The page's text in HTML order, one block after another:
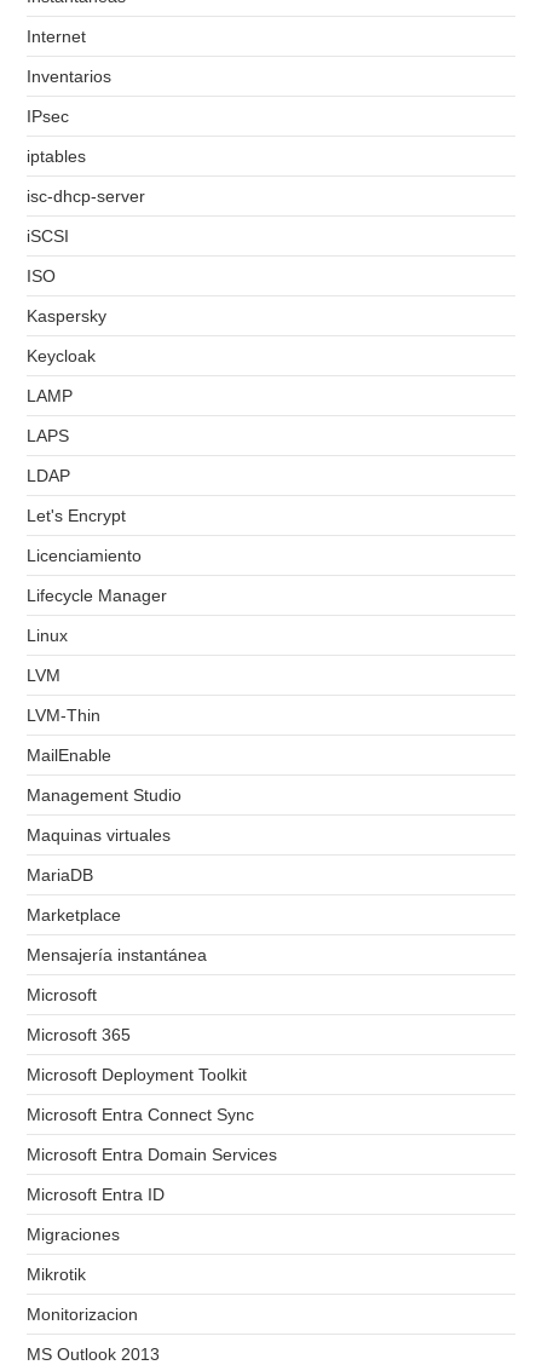
Internet
Inventarios
IPsec
iptables
isc-dhcp-server
iSCSI
ISO
Kaspersky
Keycloak
LAMP
LAPS
LDAP
Let's Encrypt
Licenciamiento
Lifecycle Manager
Linux
LVM
LVM-Thin
MailEnable
Management Studio
Maquinas virtuales
MariaDB
Marketplace
Mensajería instantánea
Microsoft
Microsoft 365
Microsoft Deployment Toolkit
Microsoft Entra Connect Sync
Microsoft Entra Domain Services
Microsoft Entra ID
Migraciones
Mikrotik
Monitorizacion
MS Outlook 2013